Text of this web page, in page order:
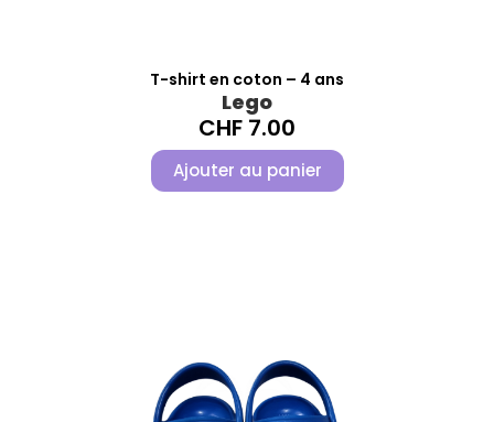
T-shirt en coton – 4 ans
Lego
CHF 7.00
Ajouter au panier